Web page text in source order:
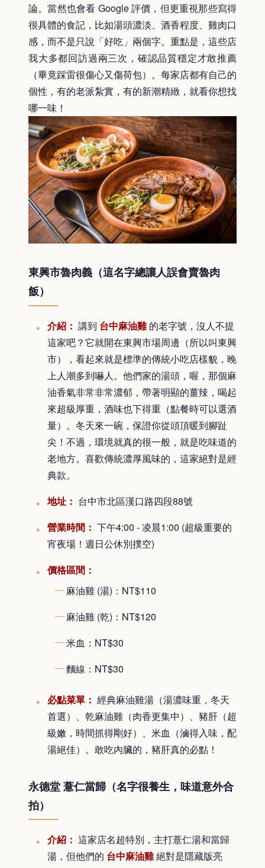
論。當然也會看 Google 評價，但更重視那些寫得
很具體的食記，比如湯頭濃淡、酒香程度、雞肉口
感，而不是只說「好吃」兩個字。重點是，這些店
我大多都回訪過兩三次，確認品質穩定才敢推薦
（畢竟踩雷很傷心又傷荷包）。每家店都有自己的
個性，有的老派紮實，有的新潮精緻，就看你想找
哪一味！
東興市魯肉義（這名字總讓人誤會賣魯肉
飯）
介紹： 講到 台中麻油雞的老字號，沒人不提
這家吧？它就開在東興市場周邊（所以叫東興
市），看起來就是標準的傳統小吃店樣貌，晚
上人潮多到嚇人。他們家的湯頭，喔，那個麻
油香氣非常非常濃郁，帶著明顯的薑辣，喝起
來超級厚重，酒味也下得重（點餐時可以選酒
量）。冬天來一碗，保證你從頭頂暖到腳趾
尖！不過，環境就真的很一般，就是吃味道的
老地方。喜歡傳統濃厚風味的，這家絕對是經
典款。
地址： 台中市北區漢口路四段88號
營業時間： 下午4:00 - 凌晨1:00 (超級重要的
宵夜場！週日公休別撲空)
價格區間：
麻油雞 (湯)：NT$110
麻油雞 (乾)：NT$120
米血：NT$30
麵線：NT$30
必點菜單： 經典麻油雞湯（湯濃味重，冬天
首選）、乾麻油雞（肉香更集中）、豬肝（超
級嫩，時間抓得剛好）、米血（滷得入味，配
湯絕佳）。敢吃內臟的，豬肝真的必點！
永德堂 薏仁當歸（名字很養生，味道意外合
拍）
介紹： 這家店名超特別，主打薏仁湯和當歸
湯，但他們的 台中麻油雞絕對是隱藏版亮